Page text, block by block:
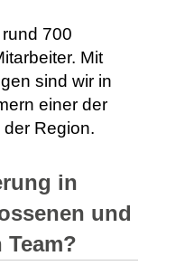
700
Mit
sind wir in
einer der
Region.
in
und